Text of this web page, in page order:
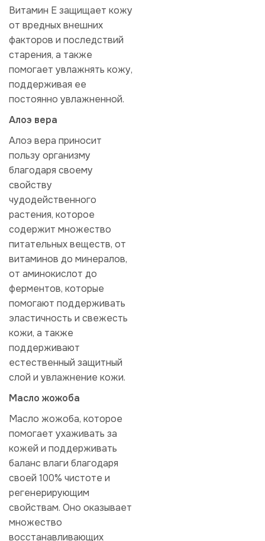
Витамин Е защищает кожу
от вредных внешних
факторов и последствий
старения, а также
помогает увлажнять кожу,
поддерживая ее
постоянно увлажненной.
Алоэ вера
Алоэ вера приносит
пользу организму
благодаря своему
свойству
чудодейственного
растения, которое
содержит множество
питательных веществ, от
витаминов до минералов,
от аминокислот до
ферментов, которые
помогают поддерживать
эластичность и свежесть
кожи, а также
поддерживают
естественный защитный
слой и увлажнение кожи.
Масло жожоба
Масло жожоба, которое
помогает ухаживать за
кожей и поддерживать
баланс влаги благодаря
своей 100% чистоте и
регенерирующим
свойствам. Оно оказывает
множество
восстанавливающих